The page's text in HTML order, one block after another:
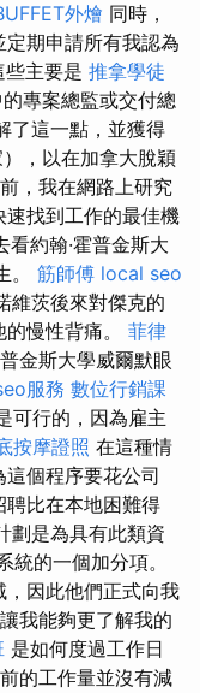
外燴 同時，
期申請所有我認為
些主要是 推拿學徒
專案總監或交付總
了這一點，並獲得
，以在加拿大脫穎
，我在網路上研究
找到工作的最佳機
約翰·霍普金斯大
。 筋師傅 local seo
維茨後來對傑克的
慢性背痛。 菲律
金斯大學威爾默眼
服務 數位行銷課
可行的，因為雇主
按摩證照 在這種情
個程序要花公司
比在本地困難得
劃是為具有此類資
的一個加分項。
因此他們正式向我
我能夠更了解我的
是如何度過工作日
的工作量並沒有減